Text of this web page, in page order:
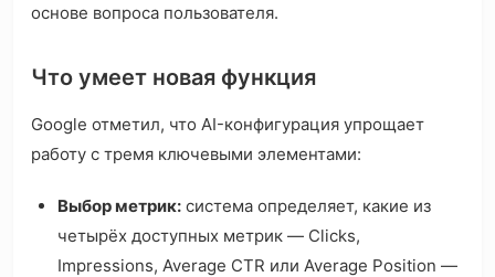
основе вопроса пользователя.
Что умеет новая функция
Google отметил, что AI-конфигурация упрощает
работу с тремя ключевыми элементами:
Выбор метрик: система определяет, какие из
четырёх доступных метрик — Clicks,
Impressions, Average CTR или Average Position —